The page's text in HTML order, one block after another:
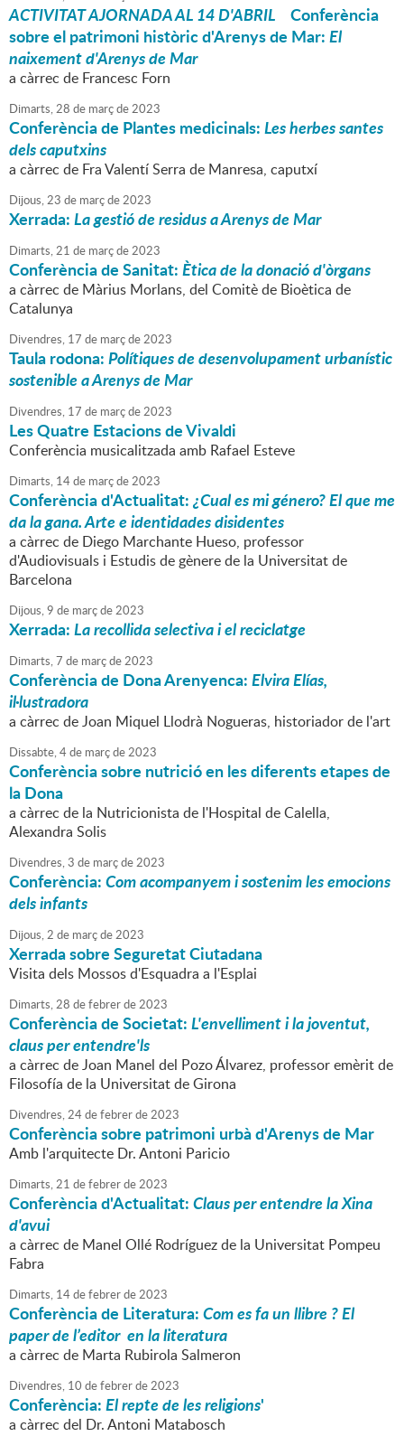
ACTIVITAT AJORNADA AL 14 D'ABRIL
Conferència
sobre el patrimoni històric d'Arenys de Mar:El
naixement d'Arenys de Mar
a càrrec de Francesc Forn
Dimarts,28 de marçde2023
Conferència de Plantes medicinals:Les herbes santes
dels caputxins
a càrrec de Fra Valentí Serra de Manresa, caputxí
Dijous,23 de marçde2023
Xerrada:La gestió de residus a Arenys de Mar
Dimarts,21 de marçde2023
Conferència de Sanitat:Ètica de la donació d'òrgans
a càrrec de Màrius Morlans, del Comitè de Bioètica de
Catalunya
Divendres, 17 de marçde2023
Taula rodona:Polítiques de desenvolupament urbanístic
sostenible a Arenys de Mar
Divendres, 17 de marçde2023
Les Quatre Estacions de Vivaldi
Conferència musicalitzada amb Rafael Esteve
Dimarts, 14de marçde2023
Conferència d'Actualitat:¿Cual es mi género? El que me
da la gana. Arte e identidades disidentes
a càrrec de Diego Marchante Hueso, professor
d'Audiovisuals i Estudis de gènere de la Universitat de
Barcelona
Dijous,9 de marçde2023
Xerrada:La recollida selectiva i el reciclatge
Dimarts,7 de marçde2023
Conferència de Dona Arenyenca:Elvira Elías,
il·lustradora
a càrrec de Joan Miquel Llodrà Nogueras, historiador de l'art
Dissabte,4de marçde2023
Conferència sobre nutrició en les diferents etapes de
la Dona
a càrrec de la Nutricionista de l'Hospital de Calella,
Alexandra Solis
Divendres,3 de marçde2023
Conferència:Com acompanyem i sostenim les emocions
dels infants
Dijous,2 de marçde2023
Xerrada sobre Seguretat Ciutadana
Visita dels Mossos d'Esquadra a l'Esplai
Dimarts,28 defebrerde2023
Conferència de Societat:L'envelliment i la joventut,
claus per entendre'ls
a càrrec de Joan Manel del Pozo Álvarez, professor emèrit de
Filosofía de la Universitat de Girona
Divendres,24defebrerde2023
Conferència sobre patrimoni urbà d'Arenys de Mar
Amb l'arquitecte Dr. Antoni Paricio
Dimarts,21 defebrerde2023
Conferència d'Actualitat:Claus per entendre la Xina
d'avui
a càrrec de Manel Ollé Rodríguez de la Universitat Pompeu
Fabra
Dimarts, 14defebrerde2023
Conferència de Literatura:Com es fa un llibre ? El
paper de l’editor en la literatura
a càrrec de Marta Rubirola Salmeron
Divendres, 10 defebrerde2023
Conferència:El repte de les religions'
a càrrec del Dr. Antoni Matabosch